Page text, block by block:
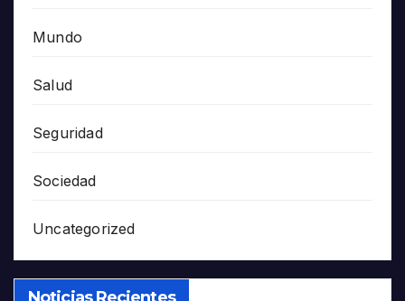
Mundo
Salud
Seguridad
Sociedad
Uncategorized